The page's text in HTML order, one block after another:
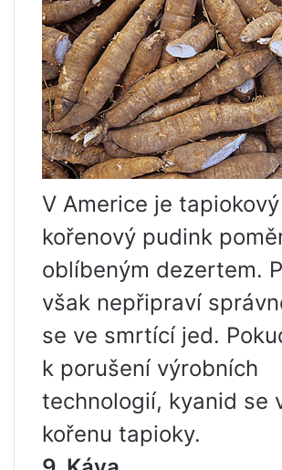
V Americe je tapiokový
kořenový pudink
oblíbeným dezertem.
však nepřipraví
se ve smrtící jed.
k porušení výrobních
technologií, kyanid se
kořenu tapioky.